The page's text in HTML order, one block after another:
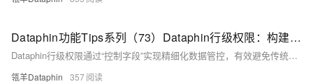
Dataphin功能Tips系列（73）Dataphin行级权限：构建灵活高效的权限管理体系
Dataphin行级权限通过“控制字段”实现精细化数据管控，有效避免传统字段权限过度开放带来的安全风险，提升权限管理效率与灵活性，满足复杂场景下的数据安全需求。
瓴羊Dataphin 357